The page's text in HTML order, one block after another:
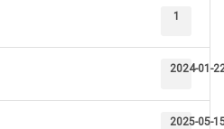
1
2024-01-
2025-05-